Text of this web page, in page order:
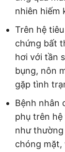
nhiên hiếm
Trên hệ
chứng bất
hơi với tần
bụng, nôn
gặp tình
Bệnh nhân
phụ trên
như thường
chóng mặt,